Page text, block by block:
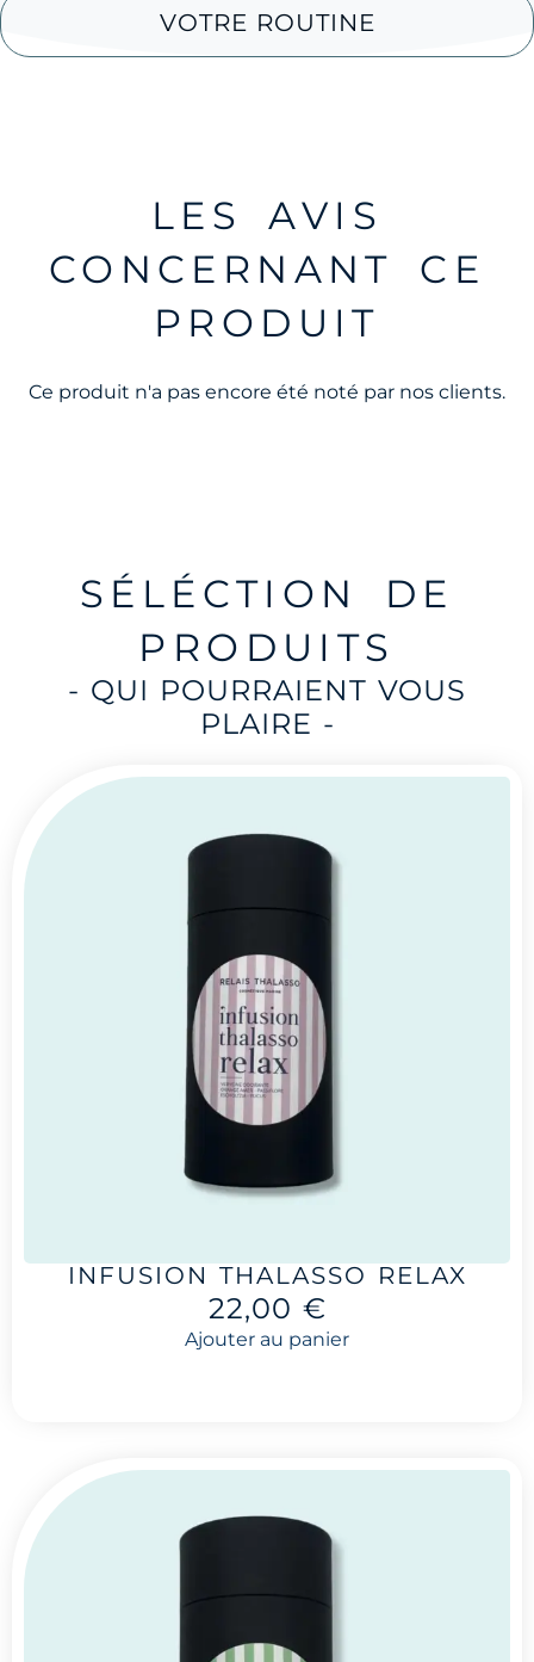
VOTRE ROUTINE
LES AVIS
CONCERNANT CE
PRODUIT
Ce produit n'a pas encore été noté par nos clients.
SÉLÉCTION DE
PRODUITS
- QUI POURRAIENT VOUS
PLAIRE -
INFUSION THALASSO RELAX
22,00 €
Ajouter au panier